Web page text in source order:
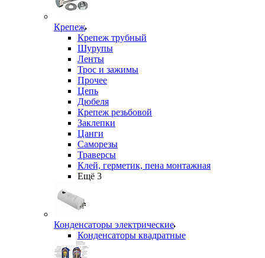
Крепеж
Крепеж трубный
Шурупы
Ленты
Трос и зажимы
Прочее
Цепь
Дюбеля
Крепеж резьбовой
Заклепки
Цанги
Саморезы
Траверсы
Клей, герметик, пена монтажная
Ещё 3
Конденсаторы электрические
Конденсаторы квадратные